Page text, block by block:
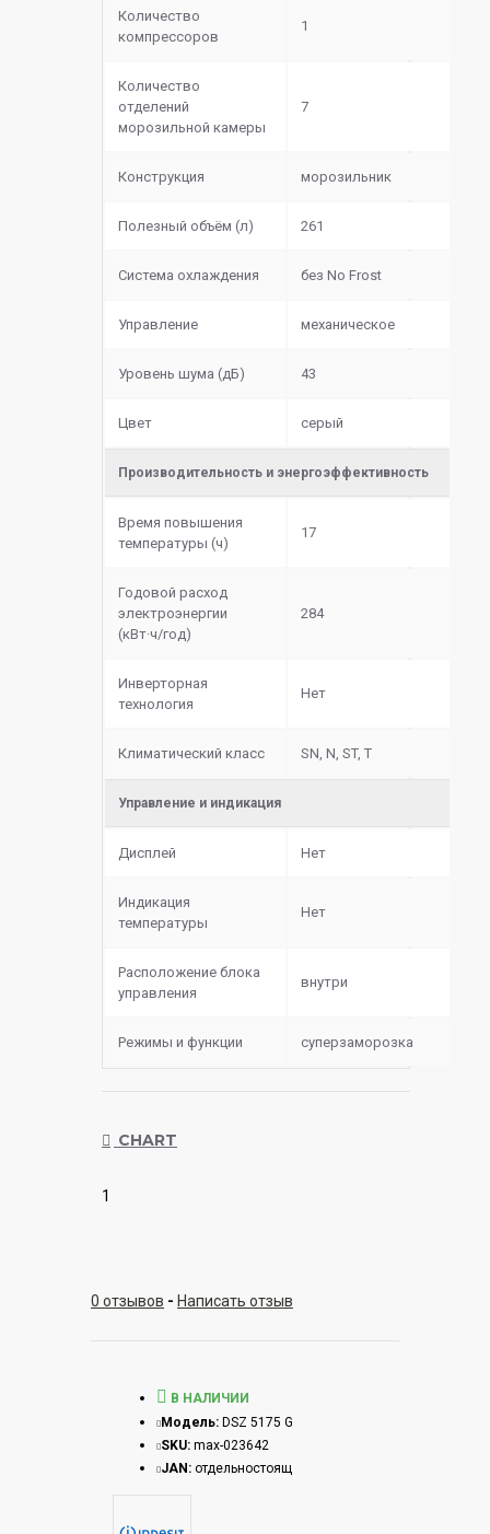
Количество
компрессоров
1
Количество
отделений
морозильной камеры
7
Конструкция морозильник
Полезный объём (л) 261
Система охлаждения без No Frost
Управление механическое
Уровень шума (дБ) 43
Цвет серый
Производительность и энергоэффективность
Время повышения
температуры (ч)
17
Годовой расход
электроэнергии
(кВт·ч/год)
284
Инверторная
технология
Нет
Климатический класс SN, N, ST, T
Управление и индикация
Дисплей Нет
Индикация
температуры
Нет
Расположение блока
управления
внутри
Режимы и функции суперзаморозка
CHART
1
0 отзывов - Написать отзыв
В НАЛИЧИИ
Модель: DSZ 5175 G
SKU: max-023642
JAN: отдельностоящ